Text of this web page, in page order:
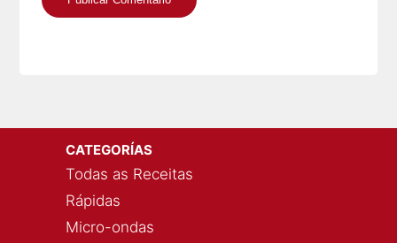
CATEGORÍAS
Todas as Receitas
Rápidas
Micro-ondas